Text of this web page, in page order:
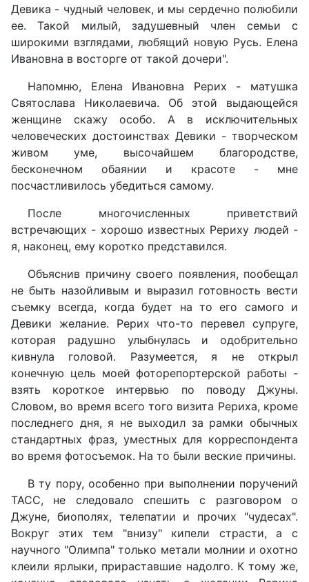
Девика - чудный человек, и мы сердечно полюбили
ее. Такой милый, задушевный член семьи с
широкими взглядами, любящий новую Русь. Елена
Ивановна в восторге от такой дочери".
Напомню, Елена Ивановна Рерих - матушка
Святослава Николаевича. Об этой выдающейся
женщине скажу особо. А в исключительных
человеческих достоинствах Девики - творческом
живом уме, высочайшем благородстве,
бесконечном обаянии и красоте - мне
посчастливилось убедиться самому.
После многочисленных приветствий
встречающих - хорошо известных Рериху людей -
я, наконец, ему коротко представился.
Объяснив причину своего появления, пообещал
не быть назойливым и выразил готовность вести
съемку всегда, когда будет на то его самого и
Девики желание. Рерих что-то перевел супруге,
которая радушно улыбнулась и одобрительно
кивнула головой. Разумеется, я не открыл
конечную цель моей фоторепортерской работы -
взять короткое интервью по поводу Джуны.
Словом, во время всего того визита Рериха, кроме
последнего дня, я не выходил за рамки обычных
стандартных фраз, уместных для корреспондента
во время фотосъемок. На то были веские причины.
В ту пору, особенно при выполнении поручений
ТАСС, не следовало спешить с разговором о
Джуне, биополях, телепатии и прочих "чудесах".
Вокруг этих тем "внизу" кипели страсти, а с
научного "Олимпа" только метали молнии и охотно
клеили ярлыки, прираставшие надолго. К тому же,